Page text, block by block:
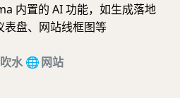
内置的 AI 功能，如生成落地
表盘、网站线框图等
吹水 🌐网站